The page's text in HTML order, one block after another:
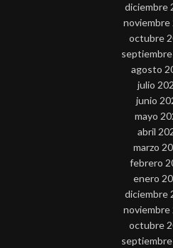
diciembre
noviembre
octubre
agosto
julio
junio
mayo
abril
marzo
febrero
enero
diciembre
noviembre
octubre